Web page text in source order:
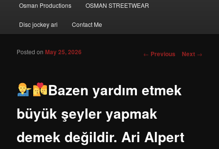
Osman Productions OSMAN STREETWEAR
Disc jockey ari Contact Me
Post navigation
← Previous Next →
Bazen yardım etmek
büyük şeyler yapmak
demek değildir. Ari Alpert
Posted onMay 25, 2026